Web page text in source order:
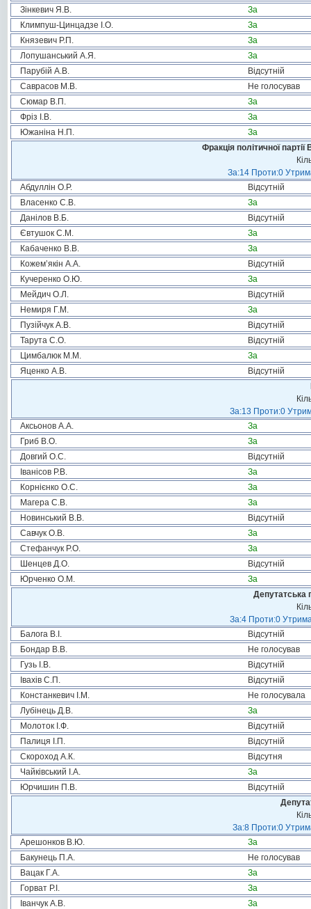
Зінкевич Я.В.
За
Климпуш-Цинцадзе І.О.
За
Князевич Р.П.
За
Лопушанський А.Я.
За
Парубій А.В.
Відсутній
Саврасов М.В.
Не голосував
Сюмар В.П.
За
Фріз І.В.
За
Южаніна Н.П.
За
Фракція політичної
За:14 Проти:0
Абдуллін О.Р.
Відсутній
Власенко С.В.
За
Данілов В.Б.
Відсутній
Євтушок С.М.
За
Кабаченко В.В.
За
Кожем’якін А.А.
Відсутній
Кучеренко О.Ю.
За
Мейдич О.Л.
Відсутній
Немиря Г.М.
За
Пузійчук А.В.
Відсутній
Тарута С.О.
Відсутній
Цимбалюк М.М.
За
Яценко А.В.
Відсутній
За:13 Проти:0
Аксьонов А.А.
За
Гриб В.О.
За
Довгий О.С.
Відсутній
Іванісов Р.В.
За
Корнієнко О.С.
За
Магера С.В.
За
Новинський В.В.
Відсутній
Савчук О.В.
За
Стефанчук Р.О.
За
Шенцев Д.О.
Відсутній
Юрченко О.М.
За
Депутатська
За:4 Проти:0
Балога В.І.
Відсутній
Бондар В.В.
Не голосував
Гузь І.В.
Відсутній
Івахів С.П.
Відсутній
Констанкевич І.М.
Не голосувала
Лубінець Д.В.
За
Молоток І.Ф.
Відсутній
Палиця І.П.
Відсутній
Скороход А.К.
Відсутня
Чайківський І.А.
За
Юрчишин П.В.
Відсутній
За:8 Проти:0
Арешонков В.Ю.
За
Бакунець П.А.
Не голосував
Вацак Г.А.
За
Горват Р.І.
За
Іванчук А.В.
За